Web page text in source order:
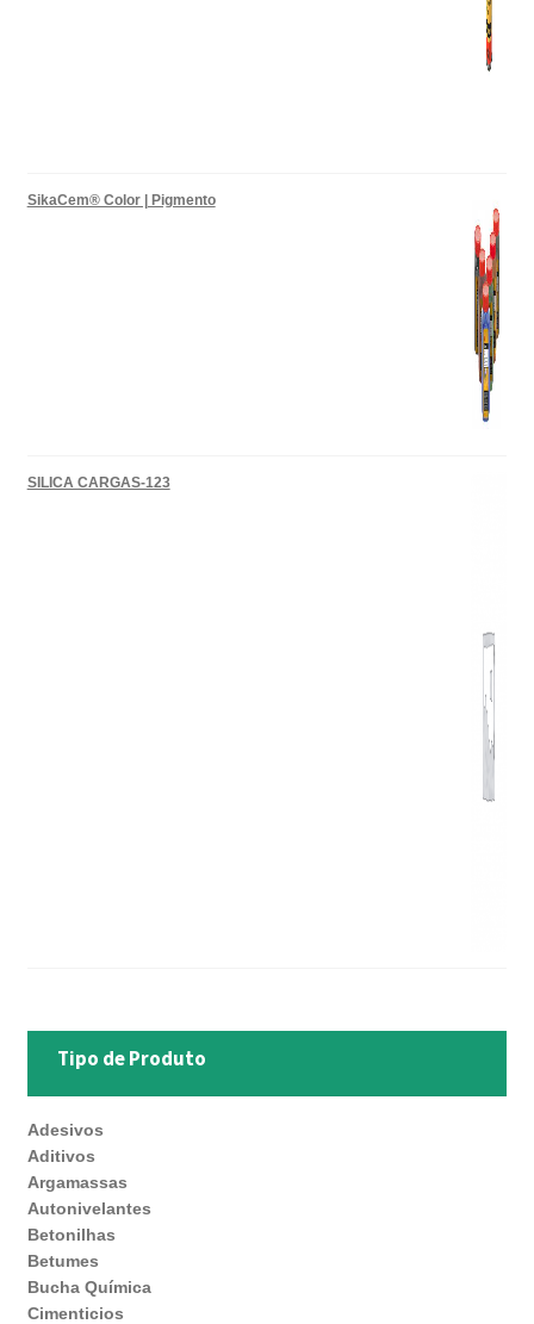
SikaCem® Color | Pigmento
SILICA CARGAS-123
Tipo de Produto
Adesivos
Aditivos
Argamassas
Autonivelantes
Betonilhas
Betumes
Bucha Química
Cimenticios